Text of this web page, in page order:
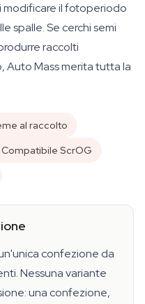
modificare il fotoperiodo
spalle. Se cerchi semi
raccolti
Auto Mass merita tutta la
al raccolto
Compatibile ScrOG
confezione da
Nessuna variante
una confezione,